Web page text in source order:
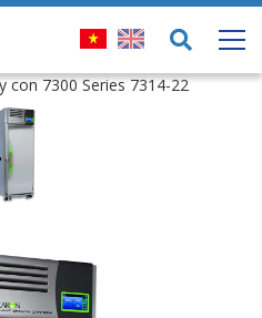
con 7300 Series 7314-22